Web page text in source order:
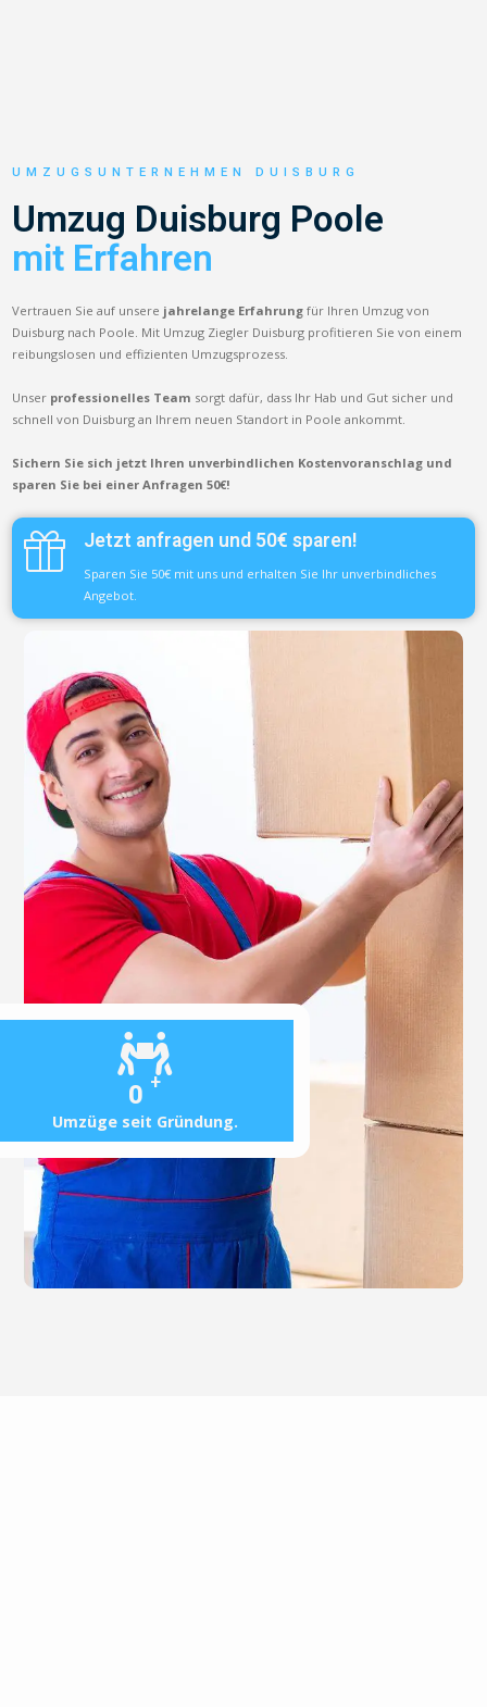
0 +
Umzüge seit Gründung.
UMZUGSUNTERNEHMEN DUISBURG
Umzug Duisburg Poole
mit Erfahren
Vertrauen Sie auf unsere jahrelange Erfahrung für Ihren Umzug von
Duisburg nach Poole. Mit Umzug Ziegler Duisburg profitieren Sie von einem
reibungslosen und effizienten Umzugsprozess.
Unser professionelles Team sorgt dafür, dass Ihr Hab und Gut sicher und
schnell von Duisburg an Ihrem neuen Standort in Poole ankommt.
Sichern Sie sich jetzt Ihren unverbindlichen Kostenvoranschlag und
sparen Sie bei einer Anfragen 50€!
Jetzt anfragen und 50€ sparen!
Sparen Sie 50€ mit uns und erhalten Sie Ihr unverbindliches
Angebot.